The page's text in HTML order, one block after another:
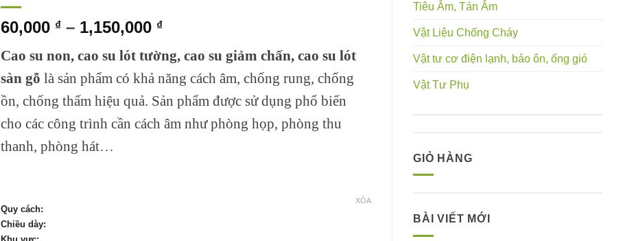
Tiêu Âm, Tán Âm
Vật Liệu Chống Cháy
Vật tư cơ điện lạnh, bảo ôn, ống gió
Vật Tư Phụ
GIỎ HÀNG
BÀI VIẾT MỚI
60,000 ₫ – 1,150,000 ₫Khoảng
từ
60,000 ₫
đến
1,150,000 ₫
Cao su non, cao su lót tường, cao su giảm chấn, cao su lót
sàn gỗlàsản phẩm có khả năng cách âm, chống rung, chống
ồn, chống thấm hiệu quả. Sản phẩm được sử dụng phổ biến
cho các công trình cần cách âm như phòng họp, phòng thu
thanh, phòng hát…
Quy cách:
Chiều dày:
XÓA